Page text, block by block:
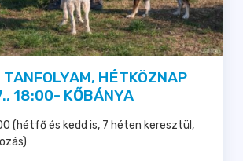
HÉTKÖZNAP
18:00- KŐBÁNYA
(hétfő és kedd is, 7 héten keresztül,